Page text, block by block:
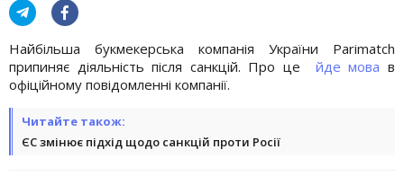
Найбільша букмекерська компанія України Parimatch
припиняє діяльність після санкцій. Про це
йде мова в
офіційному повідомленні компанії.
Читайте також:
ЄС змінює підхід щодо санкцій проти Росії